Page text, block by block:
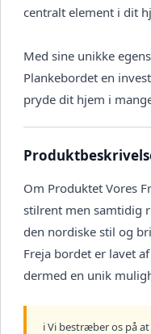
centralt element i dit
Med sine unikke
Plankebordet en
pryde dit hjem i
Om Produktet Vores
stilrent men samtidig
den nordiske stil og
Freja bordet er lavet
dermed en unik
ℹ️ Vi bestræber os på